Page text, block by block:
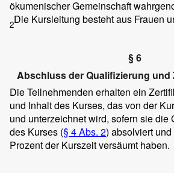
ökumenischer Gemeinschaft
2Die Kursleitung besteht aus Frauen
§ 6
Abschluss der Qualifizierung und
Die Teilnehmenden erhalten ein
und Inhalt des Kurses, das von der
und unterzeichnet wird, sofern sie die
des Kurses (§ 4 Abs. 2) absolviert
Prozent der Kurszeit versäumt haben.